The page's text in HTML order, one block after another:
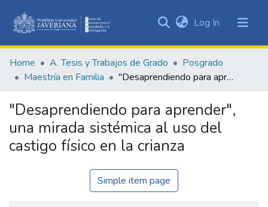
&
Collections
Statistics
Log In (current)
Home A. Tesis y Trabajos de Grado
Posgrado
Maestría en Familia
"Desaprendiendo para aprender", una mirada sistémica al uso del castigo físico en la crianza
"Desaprendiendo para aprender",
una mirada sistémica al uso del
castigo físico en la crianza
Simple item page